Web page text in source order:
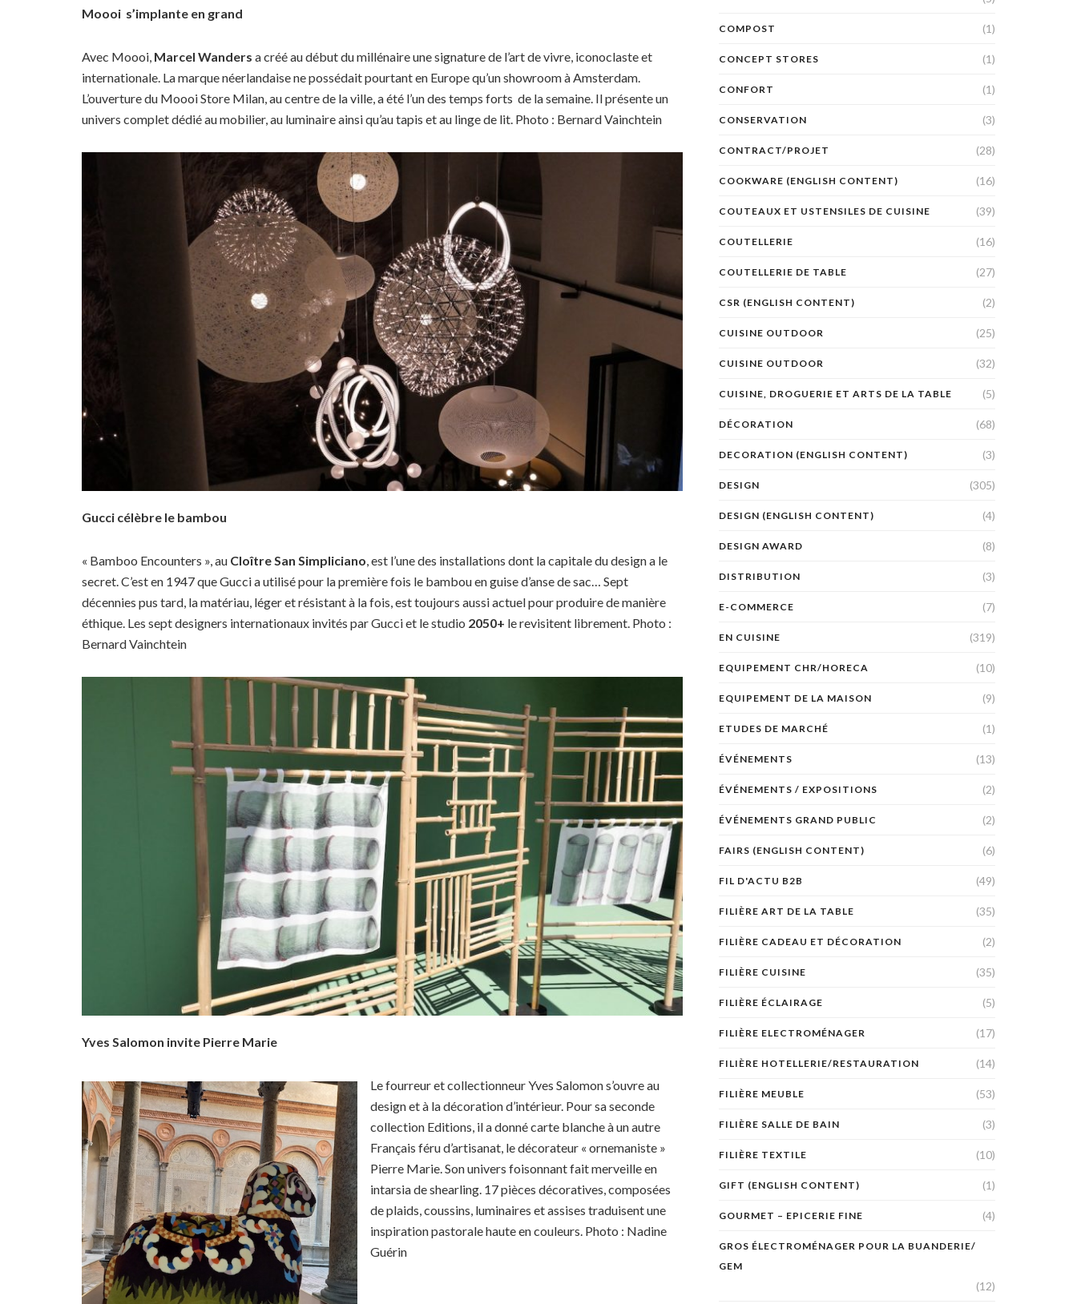
Moooi s’implante en grand
Avec Moooi, Marcel Wanders a créé au début du millénaire une signature de l’art de vivre, iconoclaste et
internationale. La marque néerlandaise ne possédait pourtant en Europe qu’un showroom à Amsterdam.
L’ouverture du Moooi Store Milan, au centre de la ville, a été l’un des temps forts de la semaine. Il présente un
univers complet dédié au mobilier, au luminaire ainsi qu’au tapis et au linge de lit. Photo : Bernard Vainchtein
Gucci célèbre le bambou
« Bamboo Encounters », au Cloître San Simpliciano, est l’une des installations dont la capitale du design a le
secret. C’est en 1947 que Gucci a utilisé pour la première fois le bambou en guise d’anse de sac… Sept
décennies pus tard, la matériau, léger et résistant à la fois, est toujours aussi actuel pour produire de manière
éthique. Les sept designers internationaux invités par Gucci et le studio 2050+ le revisitent librement. Photo :
Bernard Vainchtein
Yves Salomon invite Pierre Marie
Le fourreur et collectionneur Yves Salomon s’ouvre au
design et à la décoration d’intérieur. Pour sa seconde
collection Editions, il a donné carte blanche à un autre
Français féru d’artisanat, le décorateur « ornemaniste »
Pierre Marie. Son univers foisonnant fait merveille en
intarsia de shearling. 17 pièces décoratives, composées
de plaids, coussins, luminaires et assises traduisent une
inspiration pastorale haute en couleurs. Photo : Nadine
Guérin
COMPOST (1)
CONCEPT STORES (1)
CONFORT (1)
CONSERVATION (3)
CONTRACT/PROJET (28)
COOKWARE (ENGLISH CONTENT) (16)
COUTEAUX ET USTENSILES DE CUISINE (39)
COUTELLERIE (16)
COUTELLERIE DE TABLE (27)
CSR (ENGLISH CONTENT) (2)
CUISINE OUTDOOR (25)
CUISINE OUTDOOR (32)
CUISINE, DROGUERIE ET ARTS DE LA TABLE (5)
DÉCORATION (68)
DECORATION (ENGLISH CONTENT) (3)
DESIGN (305)
DESIGN (ENGLISH CONTENT) (4)
DESIGN AWARD (8)
DISTRIBUTION (3)
E-COMMERCE (7)
EN CUISINE (319)
EQUIPEMENT CHR/HORECA (10)
EQUIPEMENT DE LA MAISON (9)
ETUDES DE MARCHÉ (1)
ÉVÉNEMENTS (13)
ÉVÉNEMENTS / EXPOSITIONS (2)
ÉVÉNEMENTS GRAND PUBLIC (2)
FAIRS (ENGLISH CONTENT) (6)
FIL D'ACTU B2B (49)
FILIÈRE ART DE LA TABLE (35)
FILIÈRE CADEAU ET DÉCORATION (2)
FILIÈRE CUISINE (35)
FILIÈRE ÉCLAIRAGE (5)
FILIÈRE ELECTROMÉNAGER (17)
FILIÈRE HOTELLERIE/RESTAURATION (14)
FILIÈRE MEUBLE (53)
FILIÈRE SALLE DE BAIN (3)
FILIÈRE TEXTILE (10)
GIFT (ENGLISH CONTENT) (1)
GOURMET – EPICERIE FINE (4)
GROS ÉLECTROMÉNAGER POUR LA BUANDERIE/
GEM
(12)